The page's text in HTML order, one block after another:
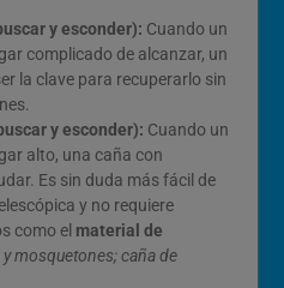
y esconder): Cuando un
complicado de alcanzar, un
la clave para recuperarlo sin
y esconder): Cuando un
alto, una caña con
Es sin duda más fácil de
y no requiere
como el material de
mosquetones; caña de